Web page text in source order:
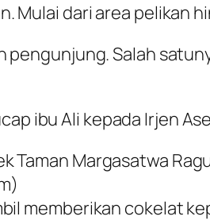
Mulai dari area pelikan
Salah
ibu Ali kepada Irjen
Taman Margasatwa
memberikan cokelat